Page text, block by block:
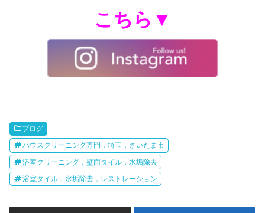
こちら▼
ブログ
ハウスクリーニング専門，埼玉，さいたま市
浴室クリーニング，壁面タイル，水垢除去
浴室タイル，水垢除去，レストレーション